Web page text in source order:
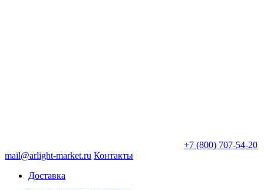
+7 (800) 707-54-20
mail@arlight-market.ru Контакты
Доставка